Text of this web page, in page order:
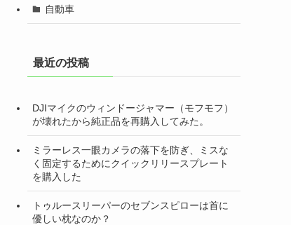
自動車
最近の投稿
DJIマイクのウィンドージャマー（モフモフ）
が壊れたから純正品を再購入してみた。
ミラーレス一眼カメラの落下を防ぎ、ミスな
く固定するためにクイックリリースプレート
を購入した
トゥルースリーパーのセブンスピローは首に
優しい枕なのか？